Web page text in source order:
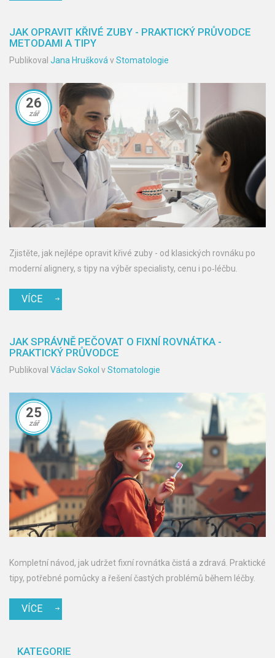
JAK OPRAVIT KŘIVÉ ZUBY - PRAKTICKÝ PRŮVODCE
METODAMI A TIPY
Publikoval Jana Hrušková vStomatologie
26
zář
Zjistěte, jak nejlépe opravit křivé zuby - od klasických rovnáku po
moderní alignery, s tipy na výběr specialisty, cenu i po‑léčbu.
VÍCE
JAK SPRÁVNĚ PEČOVAT O FIXNÍ ROVNÁTKA -
PRAKTICKÝ PRŮVODCE
Publikoval Václav Sokol vStomatologie
25
zář
Kompletní návod, jak udržet fixní rovnátka čistá a zdravá. Praktické
tipy, potřebné pomůcky a řešení častých problémů během léčby.
VÍCE
KATEGORIE